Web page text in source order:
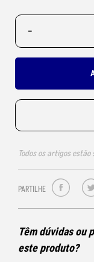
-
Todos os artigos
PARTILHE
Têm dúvidas ou
este produto?